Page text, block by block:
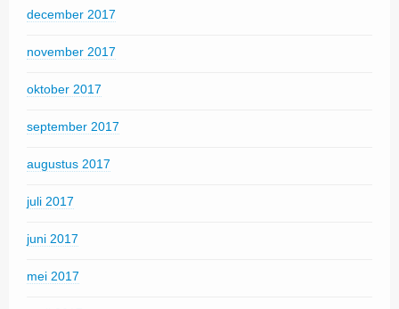
december 2017
november 2017
oktober 2017
september 2017
augustus 2017
juli 2017
juni 2017
mei 2017